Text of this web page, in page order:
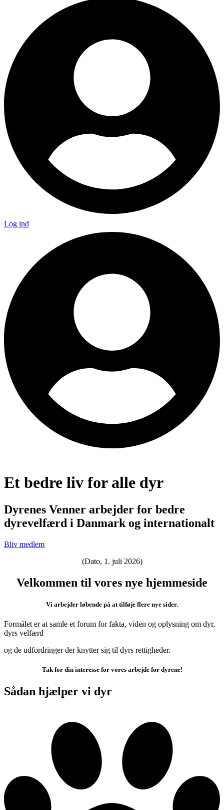
Log ind
Et bedre liv for alle dyr
Dyrenes Venner arbejder for bedre
dyrevelfærd i Danmark og internationalt
Bliv medlem
(Dato, 1. juli 2026)
Velkommen til vores nye hjemmeside
Vi arbejder løbende på at tilføje flere nye sider.
Formålet er at samle et forum for fakta, viden og oplysning om dyr,
dyrs velfærd
og de udfordringer der knytter sig til dyrs rettigheder.
Tak for din interesse for vores arbejde for dyrene!
Sådan hjælper vi dyr